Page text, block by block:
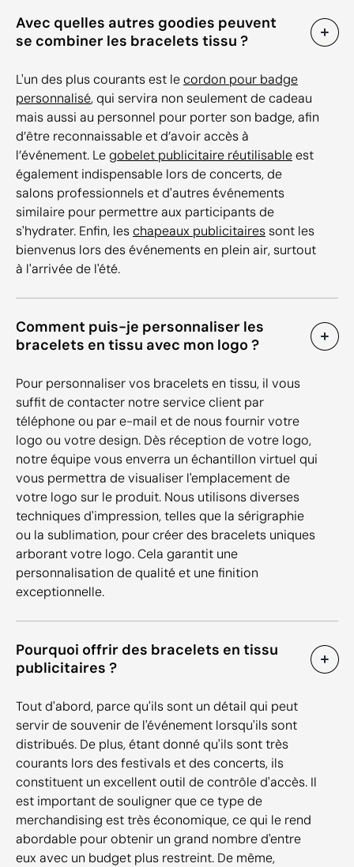
Avec quelles autres goodies peuvent
se combiner les bracelets tissu ?
L'un des plus courants est lecordon pour badge
personnalisé, qui servira non seulement de cadeau
mais aussi au personnel pour porter son badge, afin
d’être reconnaissable et d’avoir accès à
l’événement. Legobelet publicitaire réutilisableest
également indispensable lors de concerts, de
salons professionnels et d'autres événements
similaire pour permettre aux participants de
s'hydrater. Enfin, leschapeaux publicitairessont les
bienvenus lors des événements en plein air, surtout
à l'arrivée de l'été.
Comment puis-je personnaliser les
bracelets en tissu avec mon logo ?
Pour personnaliser vos bracelets en tissu, il vous
suffit de contacter notre service client par
téléphone ou par e-mail et de nous fournir votre
logo ou votre design. Dès réception de votre logo,
notre équipe vous enverra un échantillon virtuel qui
vous permettra de visualiser l'emplacement de
votre logo sur le produit. Nous utilisons diverses
techniques d'impression, telles que la sérigraphie
ou la sublimation, pour créer des bracelets uniques
arborant votre logo. Cela garantit une
personnalisation de qualité et une finition
exceptionnelle.
Pourquoi offrir des bracelets en tissu
publicitaires ?
Tout d'abord, parce qu'ils sont un détail qui peut
servir de souvenir de l'événement lorsqu'ils sont
distribués. De plus, étant donné qu'ils sont très
courants lors des festivals et des concerts, ils
constituent un excellent outil de contrôle d'accès. Il
est important de souligner que ce type de
merchandising est très économique, ce qui le rend
abordable pour obtenir un grand nombre d'entre
eux avec un budget plus restreint. De même,